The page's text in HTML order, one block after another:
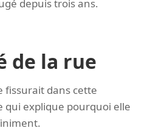
depuis trois ans.
de la rue
fissurait dans cette
qui explique pourquoi elle